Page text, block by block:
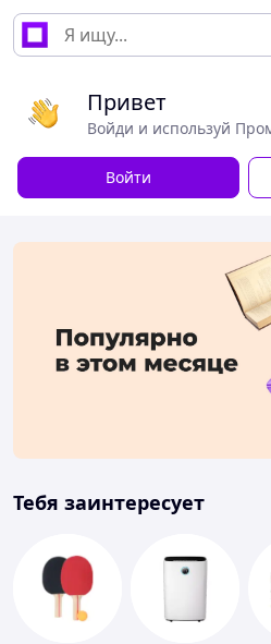
Привет
Войди и используй
Войти
Тебя заинтересует